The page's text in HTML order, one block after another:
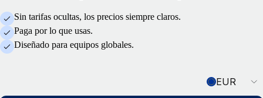
Sin tarifas ocultas, los precios siempre claros.
Paga por lo que usas.
Diseñado para equipos globales.
EUR